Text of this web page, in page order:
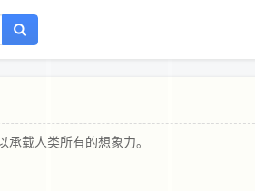
载人类所有的想象力。